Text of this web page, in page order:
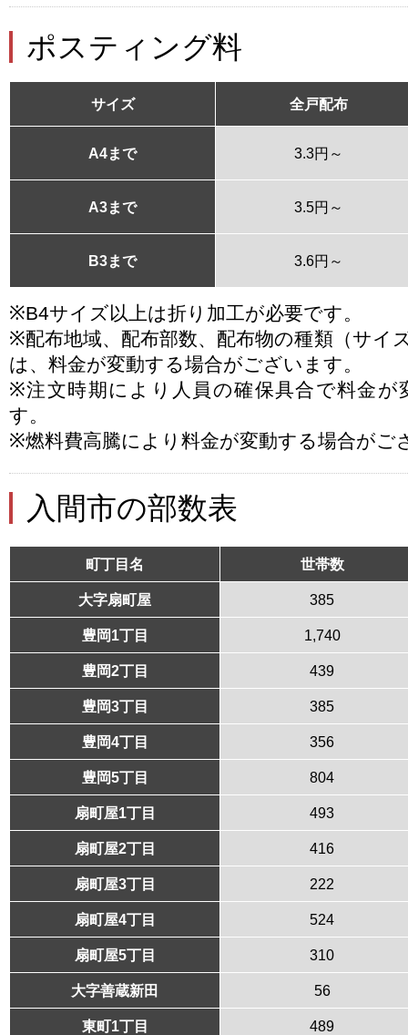
ポスティング料
サイズ 全戸配布
A4まで 3.3円～
A3まで 3.5円～
B3まで 3.6円～
※B4サイズ以上は折り加工が必要です。
※配布地域、配布部数、配布物の種類（サイ
は、料金が変動する場合がございます。
※注文時期により人員の確保具合で料金が
す。
※燃料費高騰により料金が変動する場合がご
入間市の部数表
町丁目名 世帯数
大字扇町屋 385
豊岡1丁目 1,740
豊岡2丁目 439
豊岡3丁目 385
豊岡4丁目 356
豊岡5丁目 804
扇町屋1丁目 493
扇町屋2丁目 416
扇町屋3丁目 222
扇町屋4丁目 524
扇町屋5丁目 310
大字善蔵新田 56
東町1丁目 489